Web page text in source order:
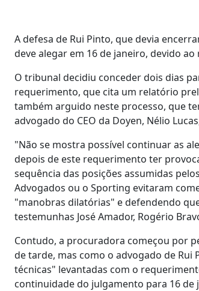
A defesa de Rui Pinto, que devia
deve alegar em 16 de janeiro, devido
O tribunal decidiu conceder dois dias
requerimento, que cita um relatório
também arguido neste processo, que
advogado do CEO da Doyen, Nélio
"Não se mostra possível continuar as
depois de este requerimento ter
sequência das posições assumidas
Advogados ou o Sporting evitaram
"manobras dilatórias" e defendendo
testemunhas José Amador, Rogério
Contudo, a procuradora começou por
de tarde, mas como o advogado de Rui
técnicas" levantadas com o
continuidade do julgamento para 16 de